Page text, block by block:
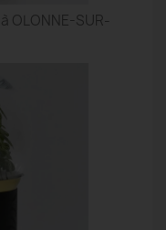
OLONNE-SUR-